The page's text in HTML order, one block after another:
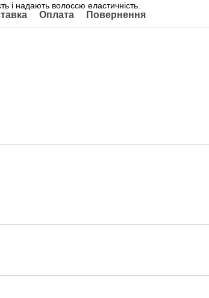
і надають волоссю еластичність.
Оплата Повернення